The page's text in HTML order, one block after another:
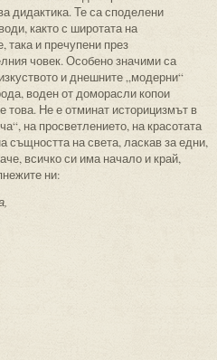
дидактика. Те са споделени
както с широтата на
така и пречупени през
човек. Особено значими са
и днешните „модерни“
воден от доморасли копои
това. Не е отминат историцизмът в
на просветлението, на красотата
същността на света, ласкав за едни,
всичко си има начало и край,
ни: